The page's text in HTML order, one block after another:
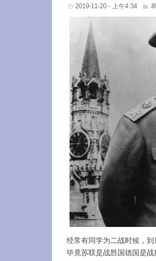
2019-11-20 - 上午4:34
经常有同学为二战时候，
毕竟苏联是战胜国德国是